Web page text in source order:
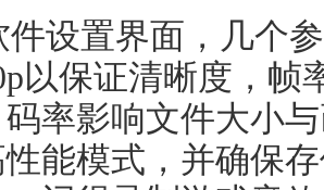
件设置界面，几个
以保证清晰度，帧
率影响文件大小
能模式，并确保